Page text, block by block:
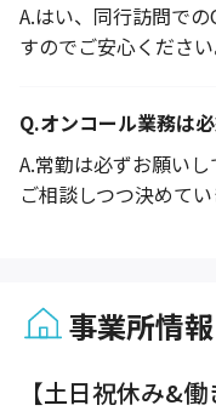
A.はい、同行訪問で
すのでご安心ください
Q.オンコール業務は
A.常勤は必ずお願い
ご相談しつつ決めてい
事業所情報
【土日祝休み&